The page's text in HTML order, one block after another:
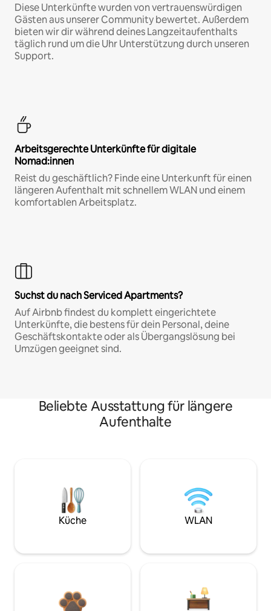
Diese Unterkünfte wurden von vertrauenswürdigen
Gästen aus unserer Community bewertet. Außerdem
bieten wir dir während deines Langzeitaufenthalts
täglich rund um die Uhr Unterstützung durch unseren
Support.
Arbeitsgerechte Unterkünfte für digitale
Nomad:innen
Reist du geschäftlich? Finde eine Unterkunft für einen
längeren Aufenthalt mit schnellem WLAN und einem
komfortablen Arbeitsplatz.
Suchst du nach Serviced Apartments?
Auf Airbnb findest du komplett eingerichtete
Unterkünfte, die bestens für dein Personal, deine
Geschäftskontakte oder als Übergangslösung bei
Umzügen geeignet sind.
Beliebte Ausstattung für längere
Aufenthalte
Küche WLAN